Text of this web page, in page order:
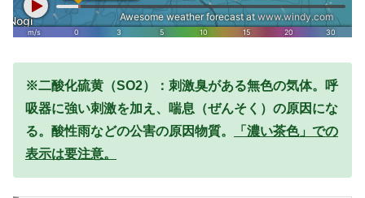
※二酸化硫黄（SO2）：刺激臭がある無色の気体。呼
吸器に強い刺激を加え、喘息（ぜんそく）の原因にな
る。酸性雨などの公害の原因物質。
「濃い茶色」での
表示は要注意。